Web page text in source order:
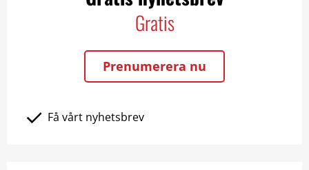
Gratis
Prenumerera nu
Få vårt nyhetsbrev